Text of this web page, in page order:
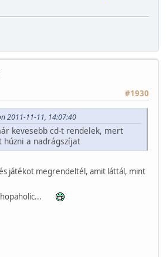
#1930
2011-11-11, 14:07:40
kevesebb cd-t rendelek, mert
húzni a nadrágszíjat
játékot megrendeltél, amit láttál, mint